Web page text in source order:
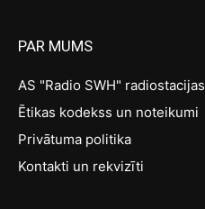
PAR MUMS
AS "Radio SWH" radiostacijas
Ētikas kodekss un noteikumi
Privātuma politika
Kontakti un rekvizīti